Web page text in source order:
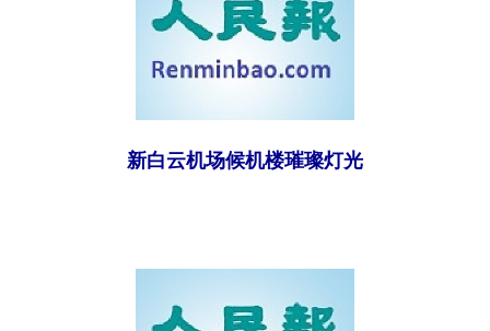
新白云机场候机楼璀璨灯光